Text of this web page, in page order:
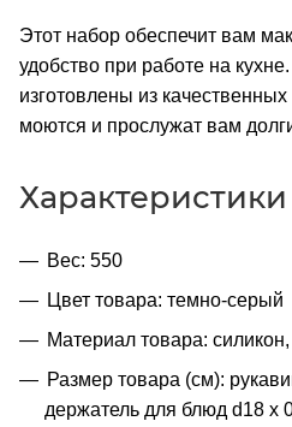
Этот набор обеспечит вам
удобство при работе на
изготовлены из
моются и прослужат вам
Характеристики
Вес: 550
Цвет товара: темно-серый
Материал товара:
Размер товара (см):
держатель для блюд d18 х